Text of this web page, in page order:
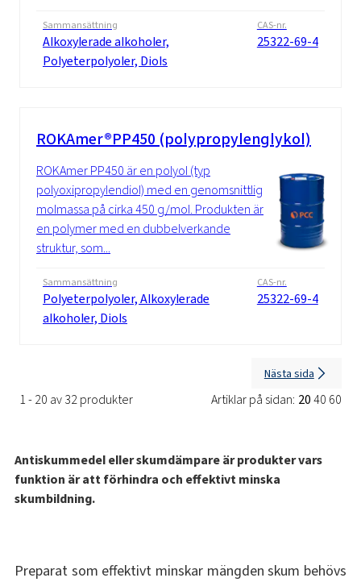
Sammansättning
Alkoxylerade alkoholer,
Polyeterpolyoler, Diols
CAS-nr.
25322-69-4
ROKAmer®PP450 (polypropylenglykol)
ROKAmer PP450 är en polyol (typ
polyoxipropylendiol) med en genomsnittlig
molmassa på cirka 450 g/mol. Produkten är
en polymer med en dubbelverkande
struktur, som...
Sammansättning
Polyeterpolyoler, Alkoxylerade
alkoholer, Diols
CAS-nr.
25322-69-4
1 - 20 av 32 produkter Artiklar på sidan: 2040 60
Nästa sida
Antiskummedel eller skumdämpare är produkter vars
funktion är att förhindra och effektivt minska
skumbildning.
Preparat som effektivt minskar mängden skum behövs